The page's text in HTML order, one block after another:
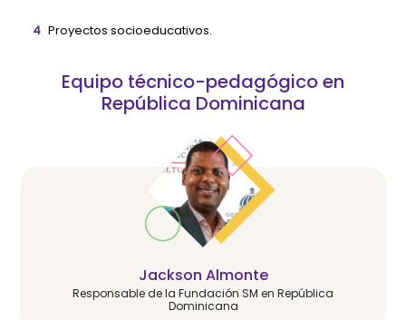
Proyectos socioeducativos.
Equipo técnico-pedagógico en
República Dominicana
Jackson Almonte
Responsable de la Fundación SM en República
Dominicana